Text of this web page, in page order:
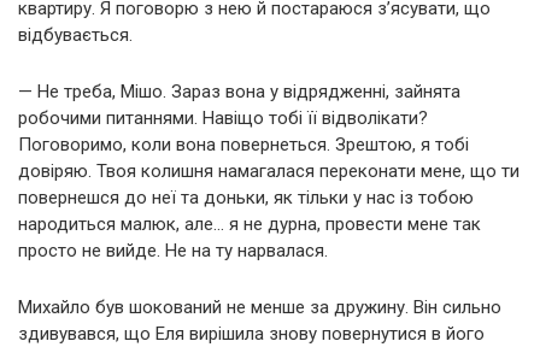
квартиру. Я поговорю з нею й постараюся з’ясувати, що
відбувається.
— Не треба, Мішо. Зараз вона у відрядженні, зайнята
робочими питаннями. Навіщо тобі її відволікати?
Поговоримо, коли вона повернеться. Зрештою, я тобі
довіряю. Твоя колишня намагалася переконати мене, що ти
повернешся до неї та доньки, як тільки у нас із тобою
народиться малюк, але… я не дурна, провести мене так
просто не вийде. Не на ту нарвалася.
Михайло був шокований не менше за дружину. Він сильно
здивувався, що Еля вирішила знову повернутися в його